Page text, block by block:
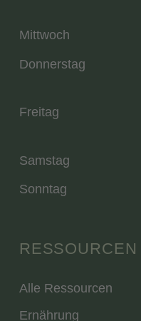
RESSOURCEN
Alle Ressourcen
Ernährung
Mittwoch
Donnerstag
Freitag
Samstag
Sonntag